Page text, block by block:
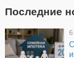
Последние
6